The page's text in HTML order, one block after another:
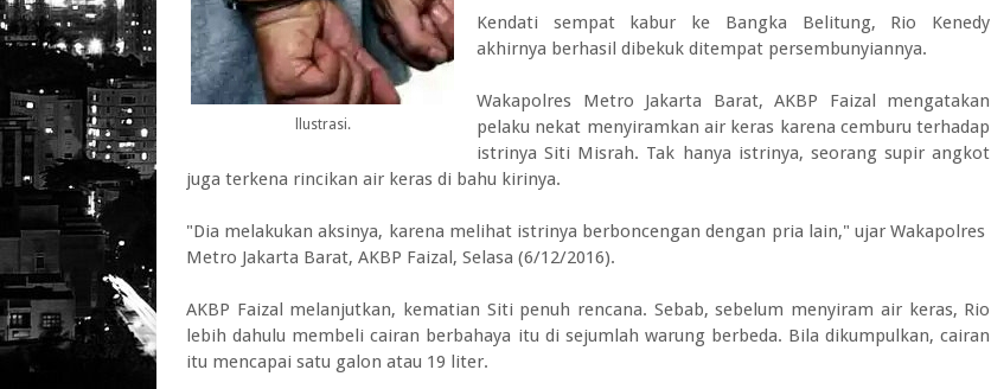
llustrasi.
Kendati sempat kabur ke Bangka Belitung, Rio Kenedy
akhirnya berhasil dibekuk ditempat persembunyiannya.
Wakapolres Metro Jakarta Barat, AKBP Faizal mengatakan
pelaku nekat menyiramkan air keras karena cemburu terhadap
istrinya Siti Misrah. Tak hanya istrinya, seorang supir angkot
juga terkena rincikan air keras di bahu kirinya.
"Dia melakukan aksinya, karena melihat istrinya berboncengan dengan pria lain," ujar Wakapolres
Metro Jakarta Barat, AKBP Faizal, Selasa (6/12/2016).
AKBP Faizal melanjutkan, kematian Siti penuh rencana. Sebab, sebelum menyiram air keras, Rio
lebih dahulu membeli cairan berbahaya itu di sejumlah warung berbeda. Bila dikumpulkan, cairan
itu mencapai satu galon atau 19 liter.